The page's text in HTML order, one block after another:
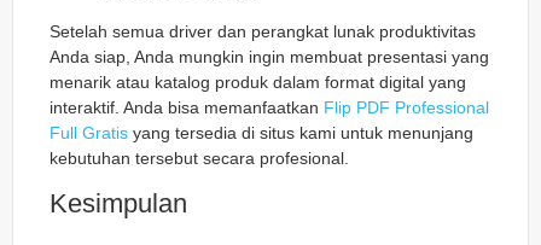
Setelah semua driver dan perangkat lunak produktivitas
Anda siap, Anda mungkin ingin membuat presentasi yang
menarik atau katalog produk dalam format digital yang
interaktif. Anda bisa memanfaatkan Flip PDF Professional
Full Gratis yang tersedia di situs kami untuk menunjang
kebutuhan tersebut secara profesional.
Kesimpulan